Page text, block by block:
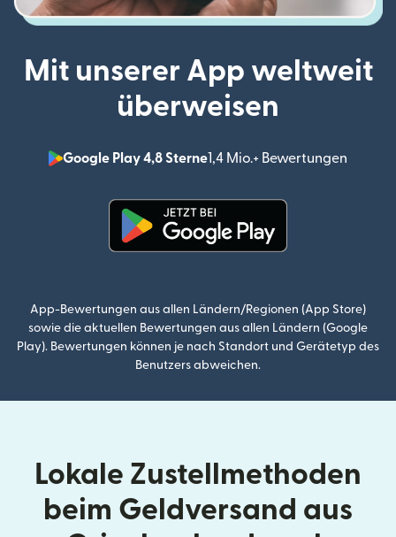
Mit unserer App weltweit
überweisen
Google Play 4,8 Sterne1,4 Mio.+ Bewertungen
App-Bewertungen aus allen Ländern/Regionen (App Store)
sowie die aktuellen Bewertungen aus allen Ländern (Google
Play). Bewertungen können je nach Standort und Gerätetyp des
Benutzers abweichen.
Lokale Zustellmethoden
beim Geldversand aus